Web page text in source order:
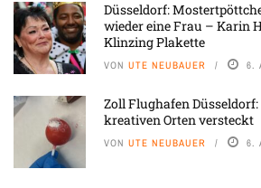
Düsseldorf:
wieder eine Frau – Karin
Klinzing Plakette
VON UTE NEUBAUER 6.
Zoll Flughafen
kreativen Orten versteckt
VON UTE NEUBAUER 6.